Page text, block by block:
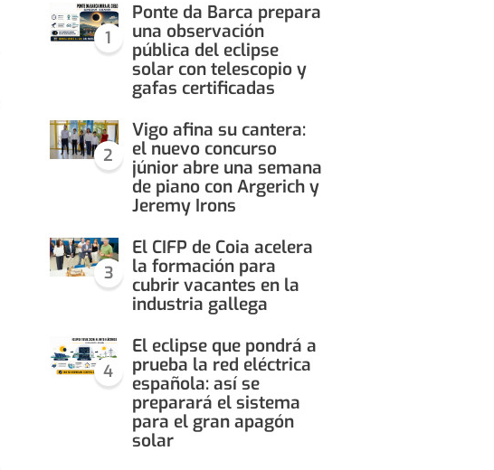
1
Ponte da Barca prepara
una observación
pública del eclipse
solar con telescopio y
gafas certificadas
2
Vigo afina su cantera:
el nuevo concurso
júnior abre una semana
de piano con Argerich y
Jeremy Irons
3
El CIFP de Coia acelera
la formación para
cubrir vacantes en la
industria gallega
4
El eclipse que pondrá a
prueba la red eléctrica
española: así se
preparará el sistema
para el gran apagón
solar